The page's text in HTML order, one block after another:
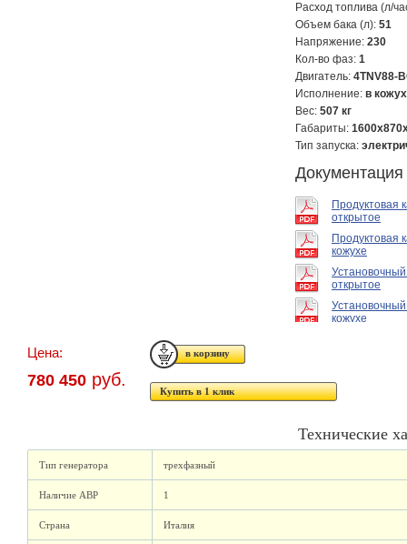
Расход топлива (л/
Объем бака (л): 51
Напряжение: 230
Кол-во фаз: 1
Двигатель: 4TNV88-
Исполнение: в
Вес: 507 кг
Габариты:
Тип запуска:
Документация
Продуктовая
открытое
Продуктовая
кожухе
открытое
кожухе
Цена:
780 450 руб.
Купить в 1 клик
Технические
Тип генератора трехфазный
Наличие АВР 1
Страна Италия